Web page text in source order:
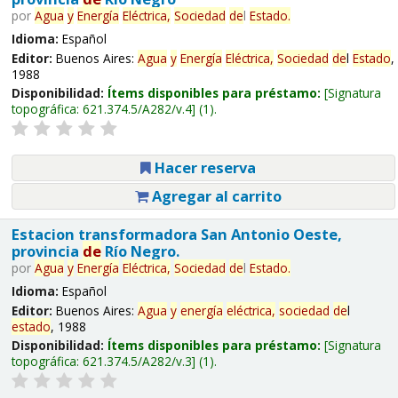
por Agua y Energía Eléctrica, Sociedad del Estado.
Idioma: Español
Editor: Buenos Aires: Agua y Energía Eléctrica, Sociedad del Estado,
1988
Disponibilidad: Ítems disponibles para préstamo: Signatura
topográfica: 621.374.5/A282/v.4 (1).
Hacer reserva
Agregar al carrito
Estacion transformadora San Antonio Oeste,
provincia deRío Negro.
por Agua y Energía Eléctrica, Sociedad del Estado.
Idioma: Español
Editor: Buenos Aires: Agua y energía eléctrica, sociedad del
estado, 1988
Disponibilidad: Ítems disponibles para préstamo: Signatura
topográfica: 621.374.5/A282/v.3 (1).